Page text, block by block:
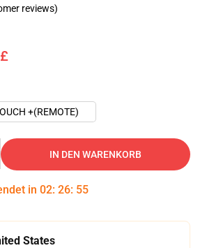
reviews)
+(REMOTE)
IN DEN WARENKORB
in 02: 26: 54
States